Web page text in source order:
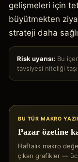
gelişmeleri için
büyütmekten
strateji daha
Risk uyarısı: Bu
tavsiyesi niteliği
BU TÜR MAKRO
Pazar özetine
Haftalık makro
çıkan grafikler —